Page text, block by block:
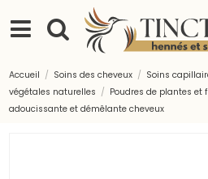
Accueil Soins des cheveux Soins
végétales naturelles
Poudres de plantes et
adoucissante et démêlante cheveux